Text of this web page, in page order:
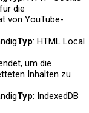
die
von YouTube-
Typ: HTML Local
um die
Inhalten zu
Typ: IndexedDB